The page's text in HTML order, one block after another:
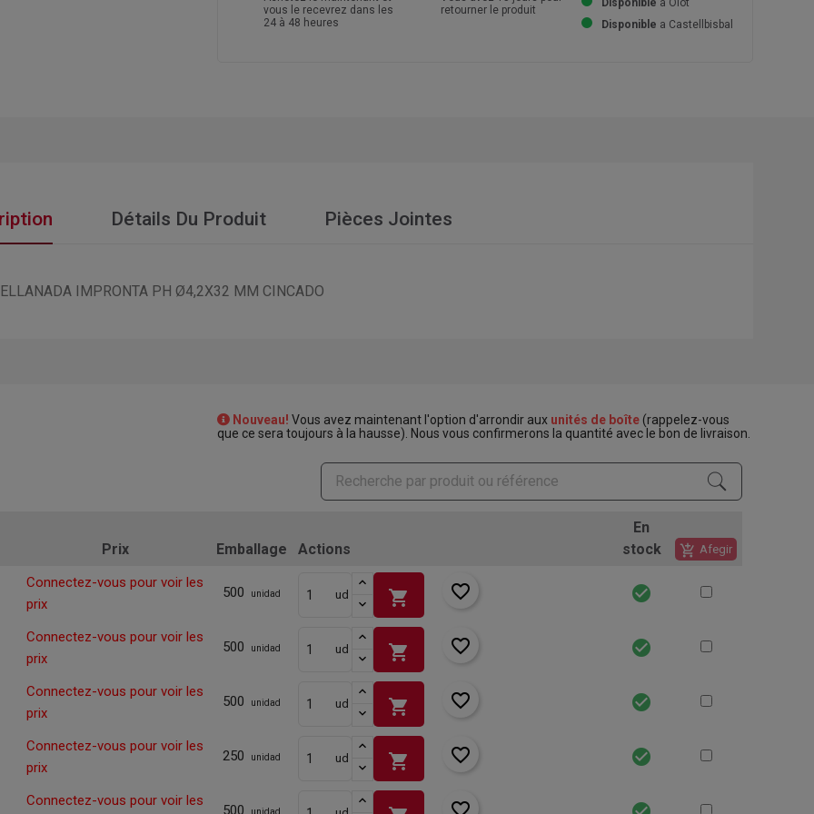
vous le recevrez dans les
24 à 48 heures
retourner le produit
Disponible a Olot
Disponible a Castellbisbal
Détails Du Produit Pièces Jointes
IMPRONTA PH Ø4,2X32 MM CINCADO
Nouveau! Vous avez maintenant l'option d'arrondir aux unités de boîte (rappelez-vous
que ce sera toujours à la hausse). Nous vous confirmerons la quantité avec le bon de livraison.
Prix Emballage Actions
En
stock
add_shopping_cart Afegir
Connectez-vous pour voir les
prix
500 unidad ud shopping_cart favorite_border check_circle
Connectez-vous pour voir les
prix
500 unidad ud shopping_cart favorite_border check_circle
Connectez-vous pour voir les
prix
500 unidad ud shopping_cart favorite_border check_circle
Connectez-vous pour voir les
prix
250 unidad ud shopping_cart favorite_border check_circle
Connectez-vous pour voir les
500 unidad favorite_border